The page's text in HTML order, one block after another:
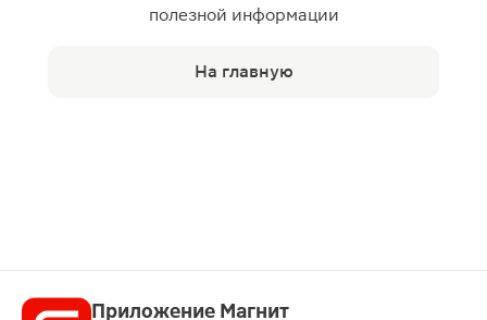
полезной информации
На главную
Приложение Магнит